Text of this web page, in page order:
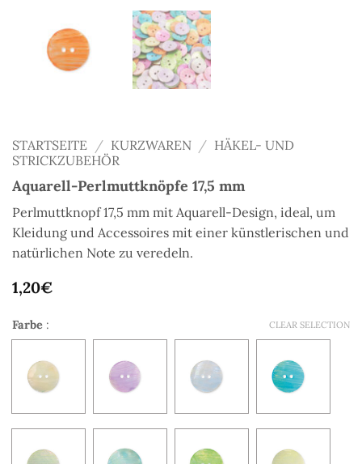
STARTSEITE / KURZWAREN / HÄKEL- UND
STRICKZUBEHÖR
Aquarell-Perlmuttknöpfe 17,5 mm
Perlmuttknopf 17,5 mm mit Aquarell-Design, ideal, um
Kleidung und Accessoires mit einer künstlerischen und
natürlichen Note zu veredeln.
1,20€
Farbe : CLEAR SELECTION